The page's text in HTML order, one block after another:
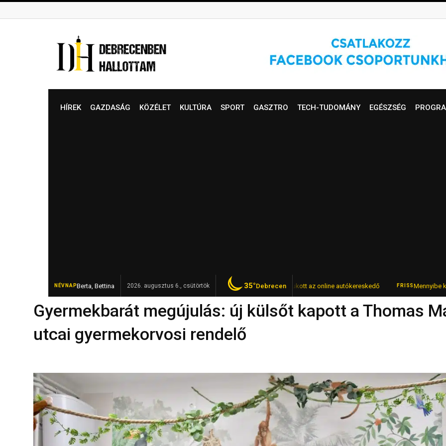
to
HÍREK GAZDASÁG KÖZÉLET KULTÚRA SPORT GASZTRO TECH-TUDOMÁNY EGÉSZSÉG
NÉVNAPBerta, Bettina 2026. augusztus 6., csütörtök 35°Debrecen
FRISSRevolut-számlán fialt a rejtett bevétel – lebukott az online autókereskedő FRISSMennyibe kerül egy pohár bor
Gyermekbarát megújulás: új külsőt kapott a Thomas
utcai gyermekorvosi rendelő